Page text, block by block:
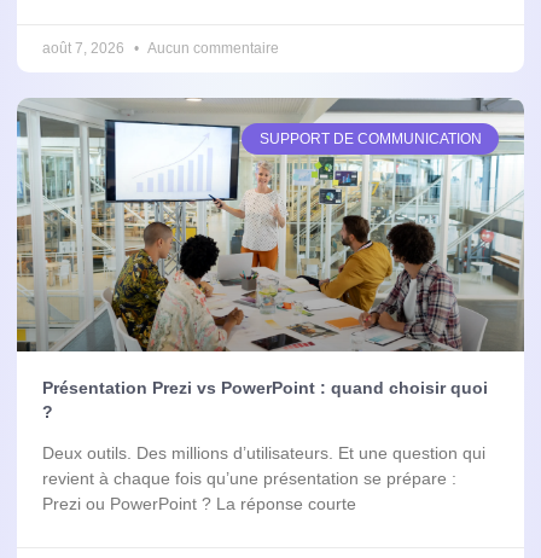
août 7, 2026 Aucun commentaire
SUPPORT DE COMMUNICATION
Présentation Prezi vs PowerPoint : quand choisir quoi
?
Deux outils. Des millions d’utilisateurs. Et une question qui
revient à chaque fois qu’une présentation se prépare :
Prezi ou PowerPoint ? La réponse courte